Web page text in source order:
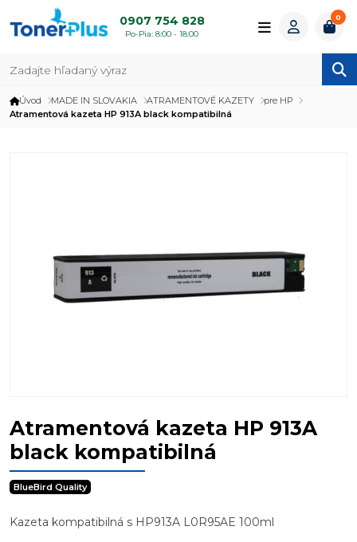
0907 754 828
Po-Pia: 8:00 - 18:00
0
Úvod MADE IN SLOVAKIA ATRAMENTOVÉ KAZETY
pre HP
Atramentová kazeta HP 913A black kompatibilná
Atramentová kazeta HP 913A
black kompatibilná
BlueBird Quality
Kazeta kompatibilná s HP913A L0R95AE 100ml